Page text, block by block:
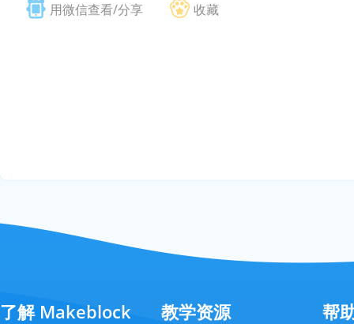
用微信查看/分享 收藏
了解 Makeblock 教学资源 帮